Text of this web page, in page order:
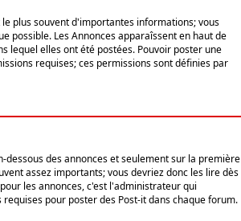
plus souvent d'importantes informations; vous
possible. Les Annonces apparaîssent en haut de
lequel elles ont été postées. Pouvoir poster une
requises; ces permissions sont définies par
dessous des annonces et seulement sur la première
assez importants; vous devriez donc les lire dès
les annonces, c'est l'administrateur qui
pour poster des Post-it dans chaque forum.